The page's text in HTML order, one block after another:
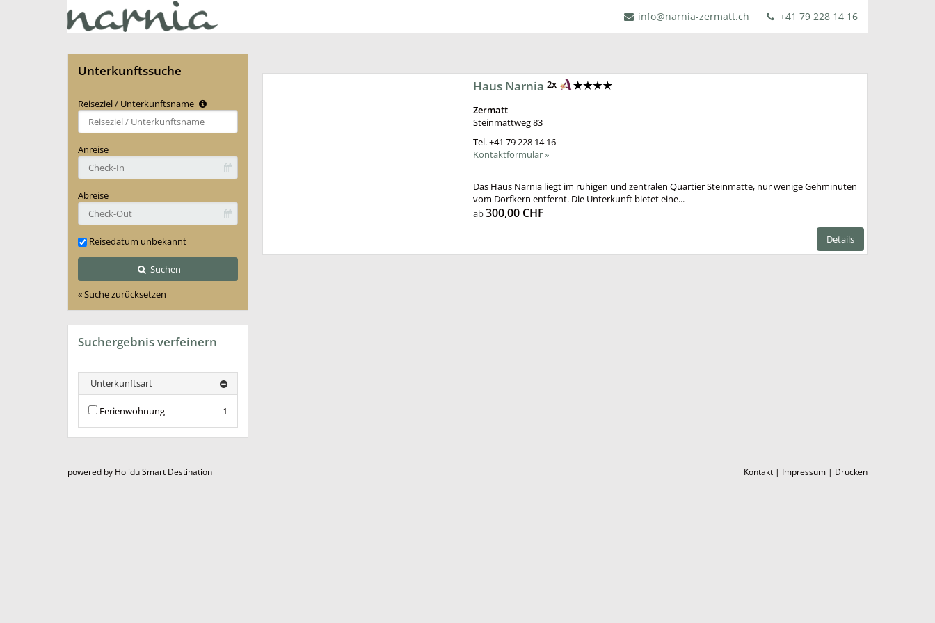
info@narnia-zermatt.ch +41 79 228 14 16
Haus Narnia 2x
Zermatt
Steinmattweg 83
Tel.+41 79 228 14 16
Kontaktformular »
Das Haus Narnia liegt im ruhigen und zentralen Quartier Steinmatte, nur wenige Gehminuten
vom Dorfkern entfernt. Die Unterkunft bietet eine...
ab300,00 CHF
Details
Unterkunftssuche
Reiseziel / Unterkunftsname
Anreise
Abreise
Reisedatum unbekannt
Suchen
« Suche zurücksetzen
Suchergebnis verfeinern
Unterkunftsart
1
Ferienwohnung
Kontakt | Impressum | Drucken
powered by Holidu Smart Destination